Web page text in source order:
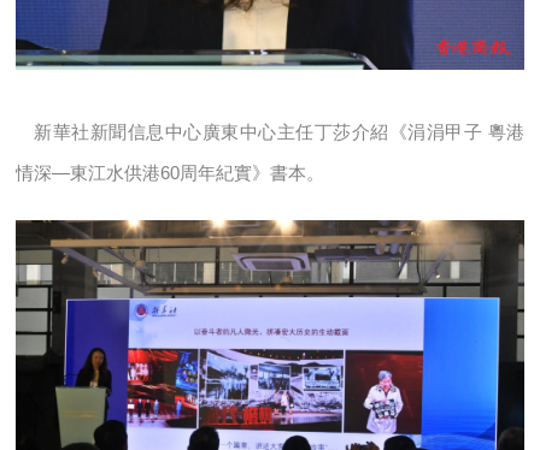
新華社新聞信息中心廣東中心主任丁莎介紹《涓涓甲子 粵港
情深—東江水供港60周年紀實》書本。